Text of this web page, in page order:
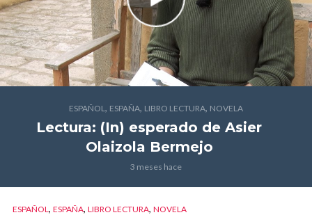
ESPAÑOL, ESPAÑA, LIBRO LECTURA, NOVELA
Lectura: (In) esperado de Asier
Olaizola Bermejo
3 meses hace
ESPAÑOL, ESPAÑA, LIBRO LECTURA, NOVELA